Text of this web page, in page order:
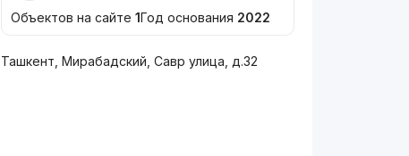
Объектов на сайте 1Год основания 2022
Ташкент, Мирабадский, Савр улица, д.32